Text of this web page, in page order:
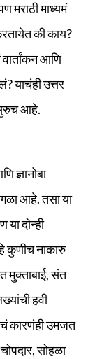
मराठी माध्यमं
की काय?
आणि
याचंही उत्तर
सुरुच आहे.
ज्ञानोबा
आहे. तसा या
दोन्ही
हे कुणीच नाकारु
मुक्ताबाई, संत
हवी
कारणंही उमजत
सोहळा